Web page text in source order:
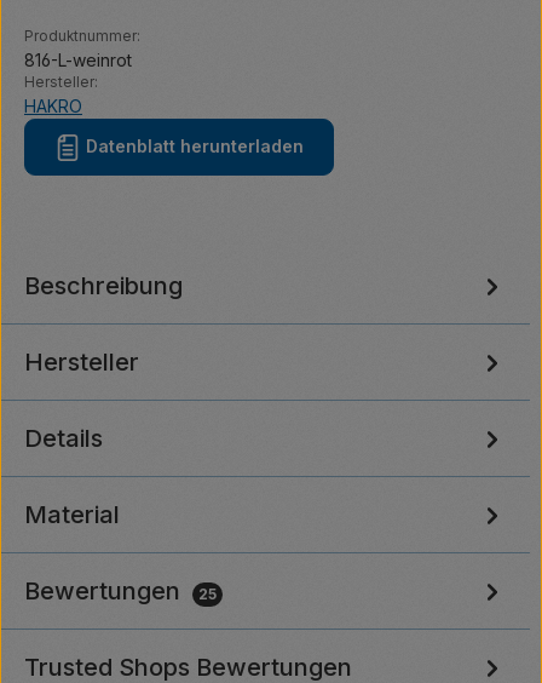
Produktnummer:
816-L-weinrot
Hersteller:
HAKRO
Datenblatt herunterladen
Beschreibung
Hersteller
Details
Material
Bewertungen 25
Trusted Shops Bewertungen